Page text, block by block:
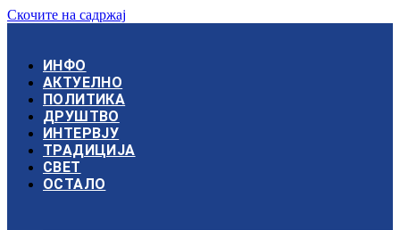
Скочите на садржај
ИНФО
АКТУЕЛНО
ПОЛИТИКА
ДРУШТВО
ИНТЕРВЈУ
ТРАДИЦИЈА
СВЕТ
ОСТАЛО